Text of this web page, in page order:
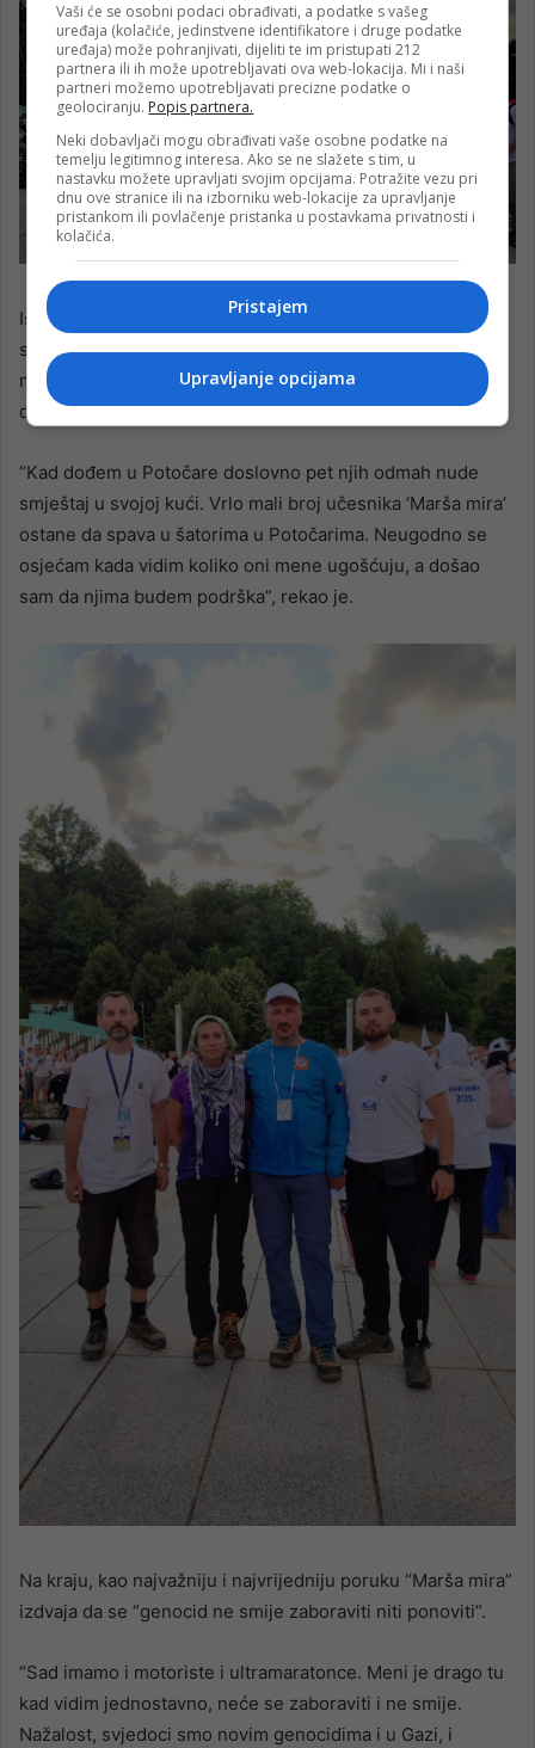
Ističe kako se u Potočarima, uprkos ogromnoj patnji koju
su prošli članovi porodica žrtava genocida, kada se dođe
među njih i hoda s njima, vidi koliko su srdačni i dobri
domaćini.
“Kad dođem u Potočare doslovno pet njih odmah nude
smještaj u svojoj kući. Vrlo mali broj učesnika ‘Marša mira’
ostane da spava u šatorima u Potočarima. Neugodno se
osjećam kada vidim koliko oni mene ugošćuju, a došao
sam da njima budem podrška”, rekao je.
Na kraju, kao najvažniju i najvrijedniju poruku “Marša mira”
izdvaja da se “genocid ne smije zaboraviti niti ponoviti”.
“Sad imamo i motoriste i ultramaratonce. Meni je drago tu
kad vidim jednostavno, neće se zaboraviti i ne smije.
Nažalost, svjedoci smo novim genocidima i u Gazi, i
Vaši će se osobni podaci obrađivati, a podatke s vašeg
uređaja (kolačiće, jedinstvene identifikatore i druge podatke
uređaja) može pohranjivati, dijeliti te im pristupati 212
partnera ili ih može upotrebljavati ova web-lokacija. Mi i naši
partneri možemo upotrebljavati precizne podatke o
geolociranju. Popis partnera.
Neki dobavljači mogu obrađivati vaše osobne podatke na
temelju legitimnog interesa. Ako se ne slažete s tim, u
nastavku možete upravljati svojim opcijama. Potražite vezu pri
dnu ove stranice ili na izborniku web-lokacije za upravljanje
pristankom ili povlačenje pristanka u postavkama privatnosti i
kolačića.
Pristajem
Upravljanje opcijama